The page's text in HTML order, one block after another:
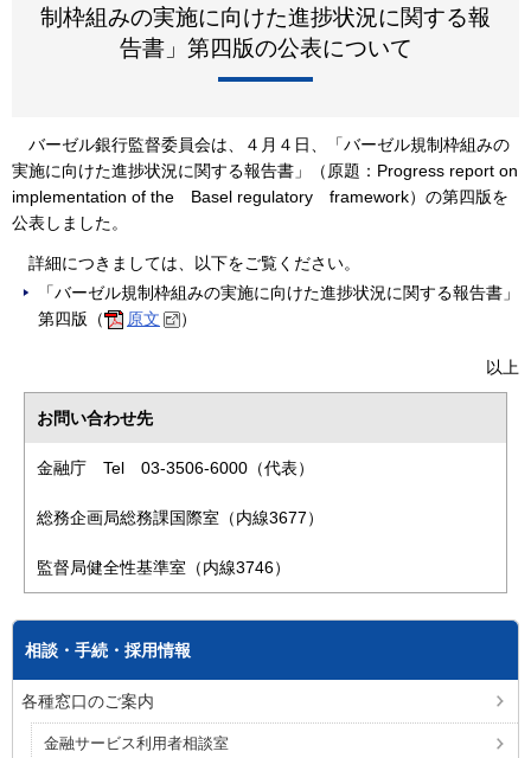
制枠組みの実施に向けた進捗状況に関する報
告書」第四版の公表について
バーゼル銀行監督委員会は、４月４日、「バーゼル規制枠組みの
実施に向けた進捗状況に関する報告書」（原題：Progress report on
implementation of the Basel regulatory framework）の第四版を
公表しました。
詳細につきましては、以下をご覧ください。
「バーゼル規制枠組みの実施に向けた進捗状況に関する報告書」
第四版（
原文 ）
以上
お問い合わせ先
金融庁 Tel 03-3506-6000（代表）
総務企画局総務課国際室（内線3677）
監督局健全性基準室（内線3746）
相談・手続・採用情報
各種窓口のご案内
金融サービス利用者相談室